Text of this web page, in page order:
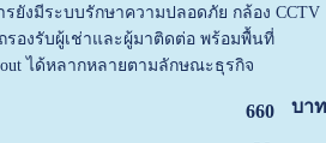
รยังมีระบบรักษาความปลอดภัย กล้อง CCTV
องรับผู้เช่าและผู้มาติดต่อ พร้อมพื้นที่
ได้หลากหลายตามลักษณะธุรกิจ
660 บา